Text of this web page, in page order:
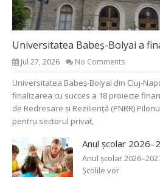
Universitatea Babeș-Bolyai a
Jul 27, 2026 No Comments
Universitatea Babeș-Bolyai din Cluj-
finalizarea cu succes a 18 proiecte
de Redresare și Reziliență (PNRR)
pentru sectorul privat,
Anul școlar
Anul școlar
Școlile vor